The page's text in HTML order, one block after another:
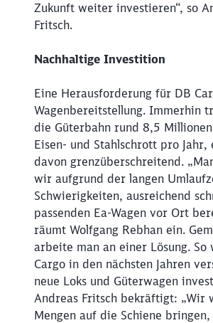
Zukunft weiter investieren“, so
Fritsch.
Nachhaltige Investition
Eine Herausforderung für DB
Wagenbereitstellung. Immerhin
die Güterbahn rund 8,5 Millionen
Eisen- und Stahlschrott pro
davon grenzüberschreitend.
wir aufgrund der langen
Schwierigkeiten, ausreichend
passenden Ea-Wagen vor Ort
räumt Wolfgang Rebhan ein.
arbeite man an einer Lösung. So
Cargo in den nächsten Jahren
neue Loks und Güterwagen
Andreas Fritsch bekräftigt: „Wir
Mengen auf die Schiene